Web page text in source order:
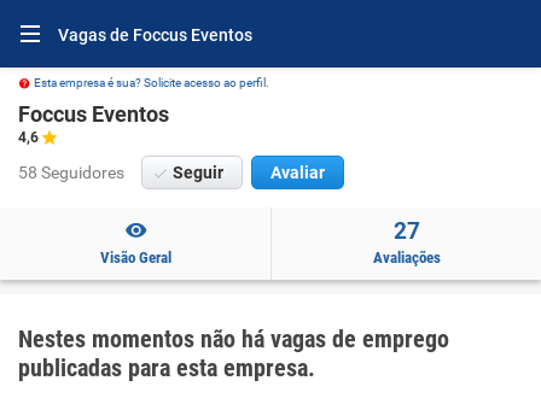
Vagas de Foccus Eventos
Esta empresa é sua? Solicite acesso ao perfil.
Foccus Eventos
4,6
58 Seguidores Seguir Avaliar
Visão Geral
27
Avaliações
Nestes momentos não há vagas de emprego
publicadas para esta empresa.